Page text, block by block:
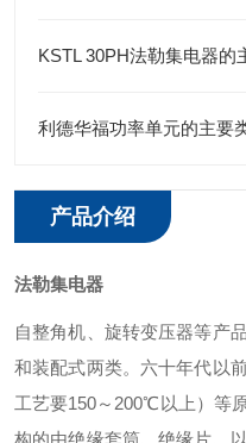
KSTL 30PH法勒集电器的
利德华福功率单元的主要
产品介绍
法勒集电器
自整角机、旋转变压器等产
和装配式两类。六十年代以
工艺要150～200℃以上）等
构的由绝缘套筒、绝缘片、